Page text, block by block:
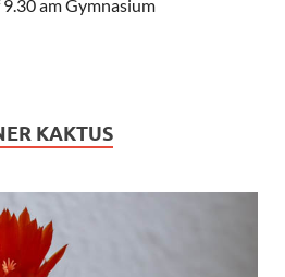
am Gymnasium
KAKTUS